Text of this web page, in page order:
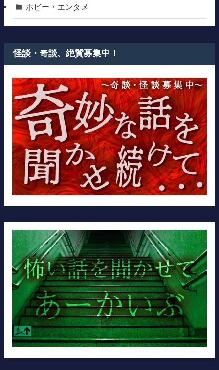
ホビー・エンタメ
怪談・奇談、絶賛募集中！